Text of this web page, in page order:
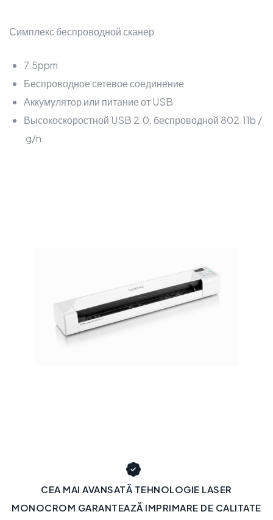
Симплекс беспроводной сканер
7.5ppm
Беспроводное сетевое соединение
Аккумулятор или питание от USB
Высокоскоростной USB 2.0, беспроводной 802.11b /
g/n
CEA MAI AVANSATĂ TEHNOLOGIE LASER
MONOCROM GARANTEAZĂ IMPRIMARE DE CALITATE